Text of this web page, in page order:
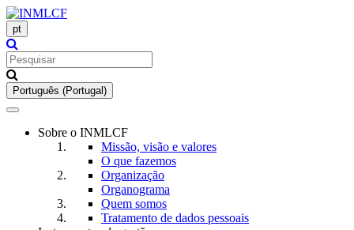
pt
Português (Portugal)
Toggle
navigationSobre o INMLCF
Missão, visão e valores
O que fazemos
Organização
Organograma
Quem somos
Tratamento de dados pessoais